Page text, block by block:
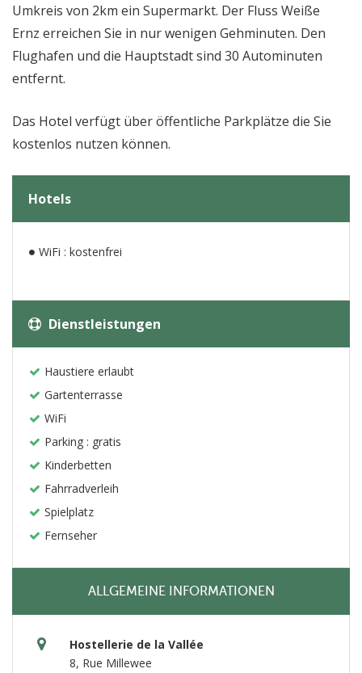
Umkreis von 2km ein Supermarkt. Der Fluss Weiße
Ernz erreichen Sie in nur wenigen Gehminuten. Den
Flughafen und die Hauptstadt sind 30 Autominuten
entfernt.
Das Hotel verfügt über öffentliche Parkplätze die Sie
kostenlos nutzen können.
Hotels
WiFi : kostenfrei
Dienstleistungen
Haustiere erlaubt
Gartenterrasse
WiFi
Parking : gratis
Kinderbetten
Fahrradverleih
Spielplatz
Fernseher
ALLGEMEINE INFORMATIONEN
Hostellerie de la Vallée
8, Rue Millewee